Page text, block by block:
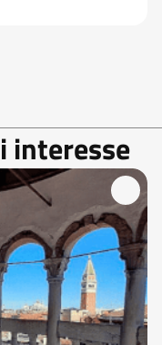
interesse